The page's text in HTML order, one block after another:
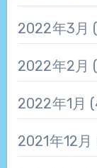
2022年3月
2022年2月
2022年1月
2021年12月